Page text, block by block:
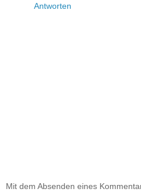
Antworten
Mit dem Absenden eines